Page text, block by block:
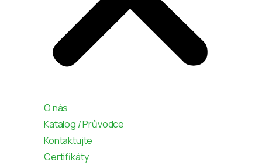
O nás
Katalog / Průvodce
Kontaktujte
Certifikáty